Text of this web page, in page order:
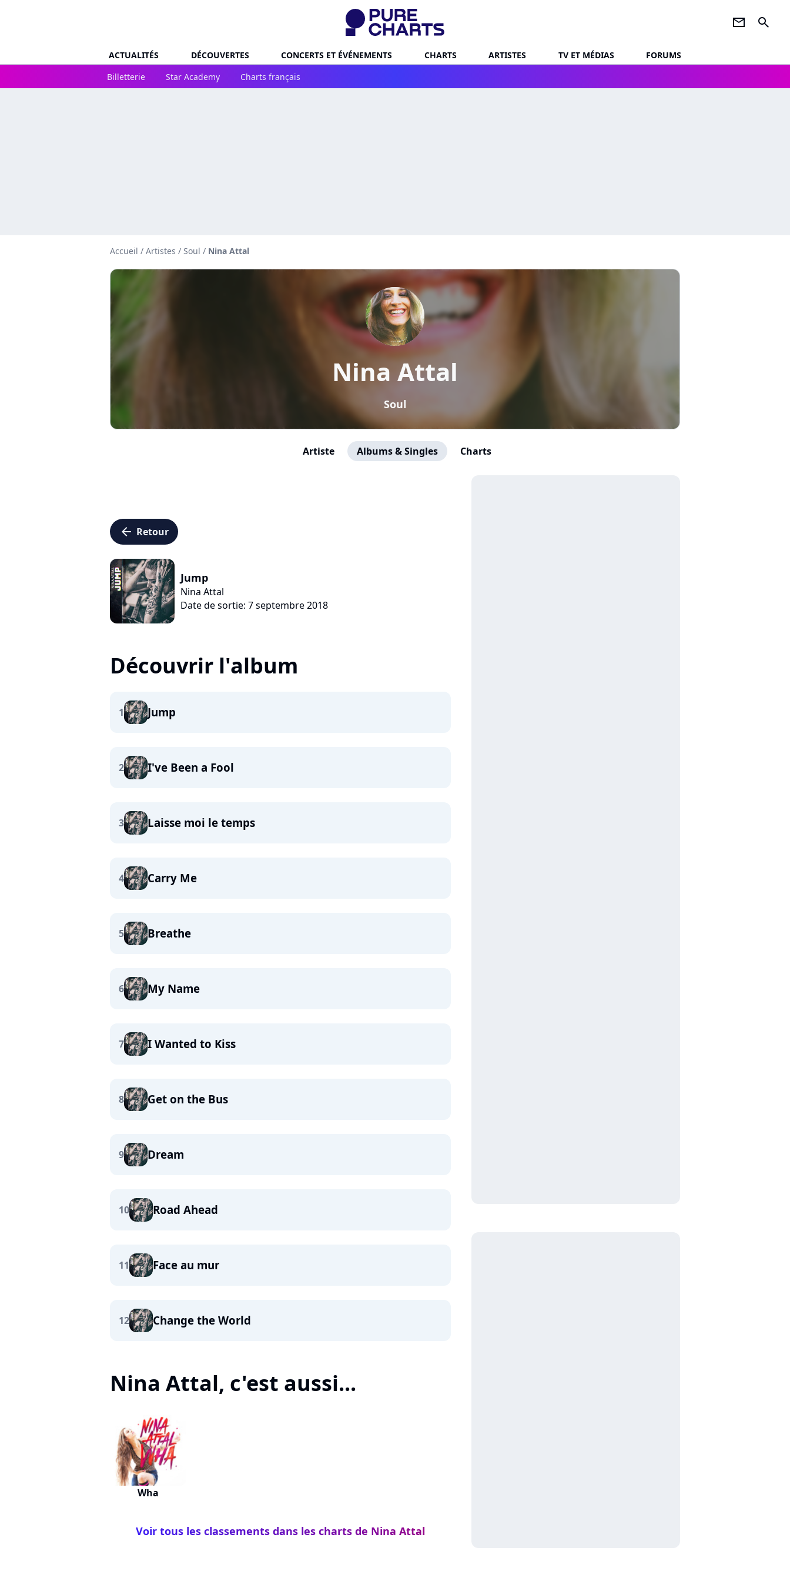
newsletter search
ACTUALITÉS DÉCOUVERTES CONCERTS ET ÉVÉNEMENTS CHARTS ARTISTES TV ET MÉDIAS
FORUMS
Billetterie
Star Academy Charts français
Accueil / Artistes / Soul / Nina Attal
Nina Attal
Soul
Artiste Albums & Singles Charts
arrow_left Retour
Jump
Nina Attal
Date de sortie: 7 septembre 2018
Découvrir l'album
1 Jump
2 I've Been a Fool
3 Laisse moi le temps
4 Carry Me
5 Breathe
6 My Name
7 I Wanted to Kiss
8 Get on the Bus
9 Dream
10 Road Ahead
11 Face au mur
12 Change the World
Nina Attal, c'est aussi...
Wha
Voir tous les classements dans les charts de Nina Attal